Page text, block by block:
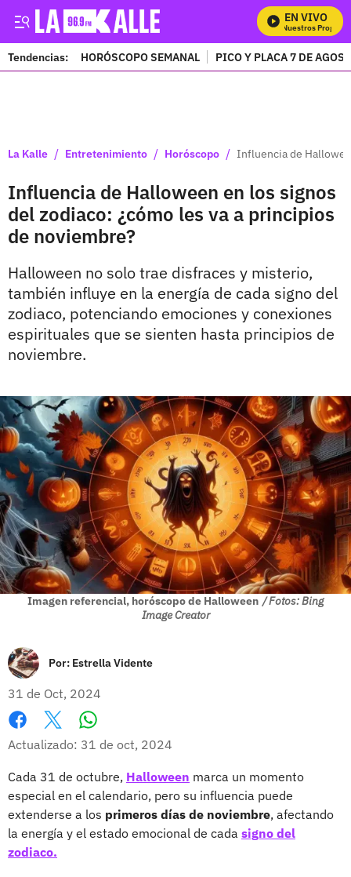
EN VIVO
Mira Todos Nuestros Programas
Tendencias: HORÓSCOPO SEMANAL PICO Y PLACA 7 DE
La Kalle / Entretenimiento / Horóscopo / Influencia de
Influencia de Halloween en los signos
del zodiaco: ¿cómo les va a principios
de noviembre?
Halloween no solo trae disfraces y misterio,
también influye en la energía de cada signo del
zodiaco, potenciando emociones y conexiones
espirituales que se sienten hasta principios de
noviembre.
Imagen referencial, horóscopo de Halloween / Fotos: Bing
Image Creator
Por: Estrella Vidente
31 de Oct, 2024
Facebook
X
Actualizado: 31 de oct, 2024
Cada 31 de octubre, Halloween marca un momento
especial en el calendario, pero su influencia puede
extenderse a los primeros días de noviembre, afectando
la energía y el estado emocional de cada signo del
zodiaco.